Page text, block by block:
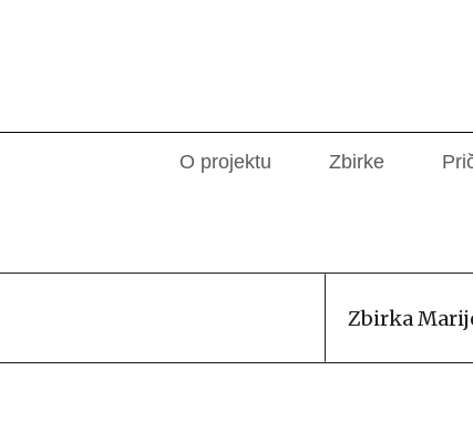
O projektu Zbirke
Zbirka